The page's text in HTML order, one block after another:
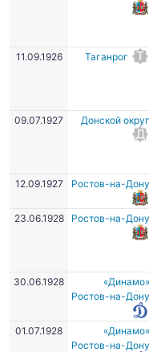
11.09.1926
Таганрог
09.07.1927
Донской округ
12.09.1927
Ростов-на-Дону
23.06.1928
Ростов-на-Дону
30.06.1928
«Динамо»
Ростов-на-Дону
01.07.1928
«Динамо»
Ростов-на-Дону